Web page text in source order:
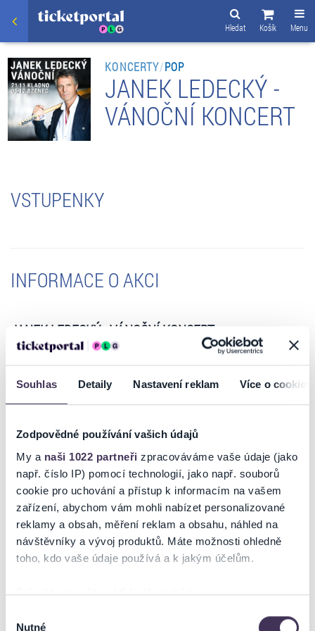
Souhlas Detaily Nastavení reklam Více o cookies
Zodpovědné používání vašich údajů
My a naši 1022 partneři zpracováváme vaše údaje (jako
např. číslo IP) pomocí technologií, jako např. souborů
cookie pro uchování a přístup k informacím na vašem
zařízení, abychom vám mohli nabízet personalizované
reklamy a obsah, měření reklam a obsahu, náhled na
návštěvníky a vývoj produktů. Máte možnosti ohledně
toho, kdo vaše údaje používá a k jakým účelům.
Pokud to povolíte, rádi bychom také:
které mohou být přesné na několik metrů
Nutné
Menu
Košík
Hledat
KONCERTY/POP
JANEK LEDECKÝ -
VÁNOČNÍ KONCERT
VSTUPENKY
INFORMACE O AKCI
JANEK LEDECKÝ - VÁNOČNÍ KONCERT
Vánoční písničky z alba Sliby se maj plnit o Vánocích se staly
symbolem vánoční atmosféry. Letos po sedmadvacáté se Janek
Ledecký s kapelou vydá na turné, v jehož rámci přehraje veškeré
na nový design scény.
Vstupenky můžete zakoupit online přímo na ticketportal.cz -
eTickets/mobileTickets, k dispozici jsou i prodejní místa Ticketportal.
Další info:
slevy NE / bezbariérový přístup NEUVEDENO